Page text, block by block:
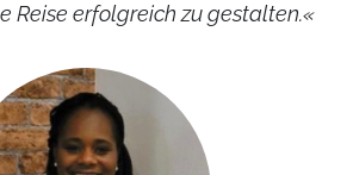
Reise erfolgreich zu gestalten.«